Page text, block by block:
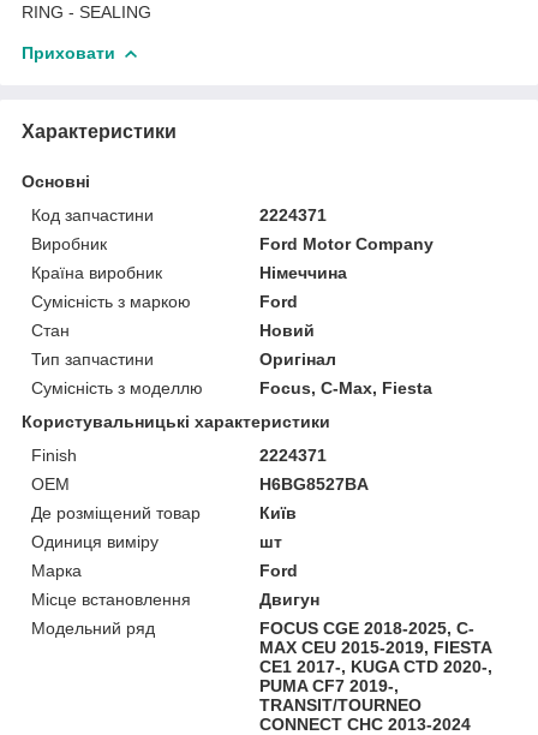
RING - SEALING
Приховати
Характеристики
Основні
Код запчастини
2224371
Виробник
Ford Motor Company
Країна виробник
Німеччина
Сумісність з маркою
Ford
Стан
Новий
Тип запчастини
Оригінал
Сумісність з моделлю
Focus, C-Max, Fiesta
Користувальницькі характеристики
Finish
2224371
OEM
H6BG8527BA
Де розміщений товар
Київ
Одиниця виміру
шт
Марка
Ford
Місце встановлення
Двигун
Модельний ряд
FOCUS CGE 2018-2025, C-
MAX CEU 2015-2019, FIESTA
CE1 2017-, KUGA CTD 2020-,
PUMA CF7 2019-,
TRANSIT/TOURNEO
CONNECT CHC 2013-2024